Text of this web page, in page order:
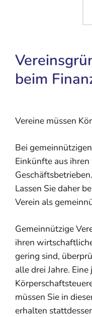
beim
Vereine müssen
Bei
Einkünfte aus
Geschäftsbetrieben.
Lassen Sie daher
Verein als
Gemeinnützige
ihren
gering sind,
alle drei Jahre. Eine
müssen Sie in
erhalten